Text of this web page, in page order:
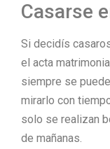
Casarse
Si decidís
el acta
siempre se
mirarlo con
solo se realizan
de mañanas.